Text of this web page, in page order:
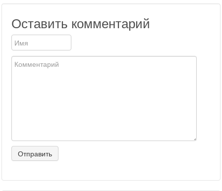
Оставить комментарий